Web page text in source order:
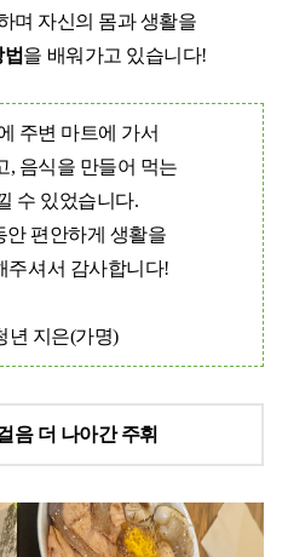
며 자신의 몸과 생활을
을 배워가고 있습니다!
주변 마트에 가서
, 음식을 만들어 먹는
수 있었습니다.
안 편안하게 생활을
주셔서 감사합니다!
년 지은(가명)
음 더 나아간 주휘